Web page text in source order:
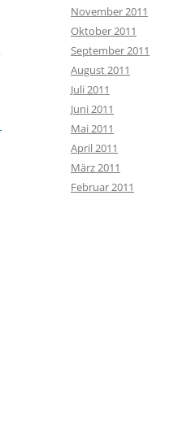
November 2011
Oktober 2011
September 2011
August 2011
Juli 2011
Juni 2011
Mai 2011
April 2011
März 2011
Februar 2011